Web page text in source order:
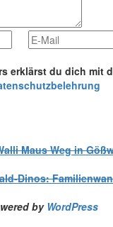
erklärst du dich mit
Maus Weg in
Dinos:
byWordPress